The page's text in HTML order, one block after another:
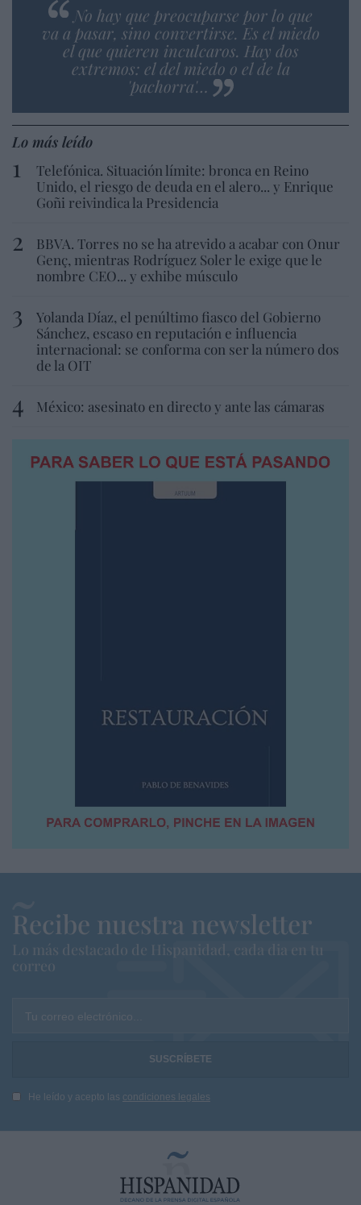
No hay que preocuparse por lo que
va a pasar, sino convertirse. Es el miedo
el que quieren inculcaros. Hay dos
extremos: el del miedo o el de la
'pachorra'…
Lo más leído
Telefónica. Situación límite: bronca en Reino
Unido, el riesgo de deuda en el alero... y Enrique
Goñi reivindica la Presidencia
BBVA. Torres no se ha atrevido a acabar con Onur
Genç, mientras Rodríguez Soler le exige que le
nombre CEO... y exhibe músculo
Yolanda Díaz, el penúltimo fiasco del Gobierno
Sánchez, escaso en reputación e influencia
internacional: se conforma con ser la número dos
de la OIT
México: asesinato en directo y ante las cámaras
Recibe nuestra newsletter
Lo más destacado de Hispanidad, cada dia en tu
correo
Tu correo electrónico...
He leído y acepto las condiciones legales